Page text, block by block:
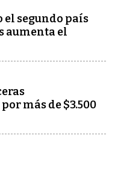
el segundo país
aumenta el
más de $3.500